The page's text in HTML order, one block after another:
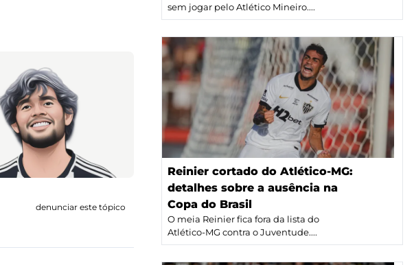
denunciar este tópico
sem jogar pelo Atlético Mineiro....
Reinier cortado do Atlético-MG:
detalhes sobre a ausência na
Copa do Brasil
O meia Reinier fica fora da lista do
Atlético-MG contra o Juventude....